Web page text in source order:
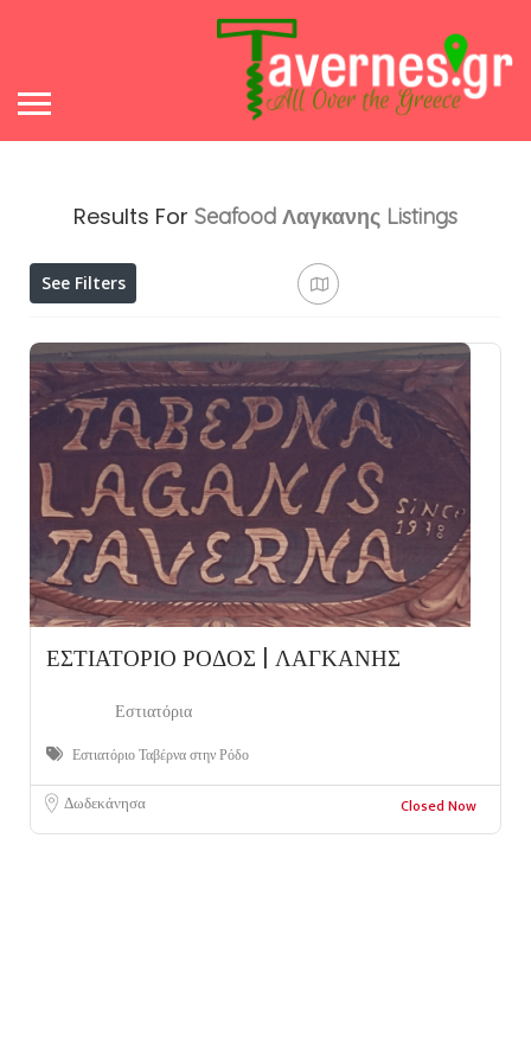
Results For Seafood Λαγκανης Listings
See Filters
ΕΣΤΙΑΤΟΡΙΟ ΡΟΔΟΣ | ΛΑΓΚΑΝΗΣ
Εστιατόρια
Εστιατόριο Ταβέρνα στην Ρόδο
Δωδεκάνησα Closed Now